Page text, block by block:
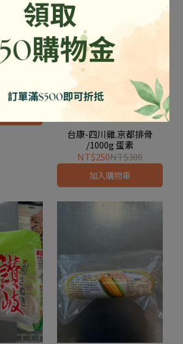
豆腸
台康-四川雞.京都排骨
/1000g 蛋素
NT$250NT$300
加入購物車